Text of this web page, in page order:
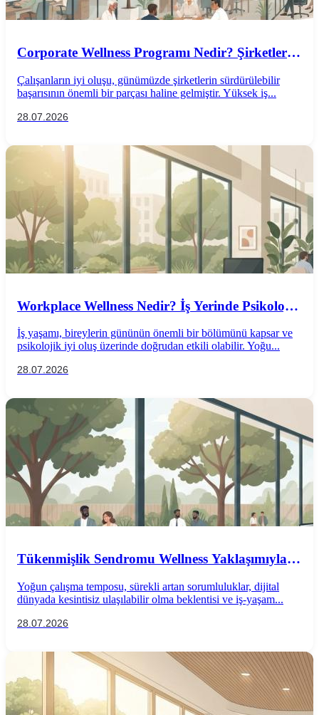
Corporate Wellness Programı Nedir? Şirketler
Çalışanların iyi oluşu, günümüzde şirketlerin sürdürülebilir
başarısının önemli bir parçası haline gelmiştir. Yüksek iş...
28.07.2026
Workplace Wellness Nedir? İş Yerinde Psikolojik
İş yaşamı, bireylerin gününün önemli bir bölümünü kapsar ve
psikolojik iyi oluş üzerinde doğrudan etkili olabilir. Yoğu...
28.07.2026
Tükenmişlik Sendromu Wellness Yaklaşımıyla
Yoğun çalışma temposu, sürekli artan sorumluluklar, dijital
dünyada kesintisiz ulaşılabilir olma beklentisi ve iş-yaşam...
28.07.2026